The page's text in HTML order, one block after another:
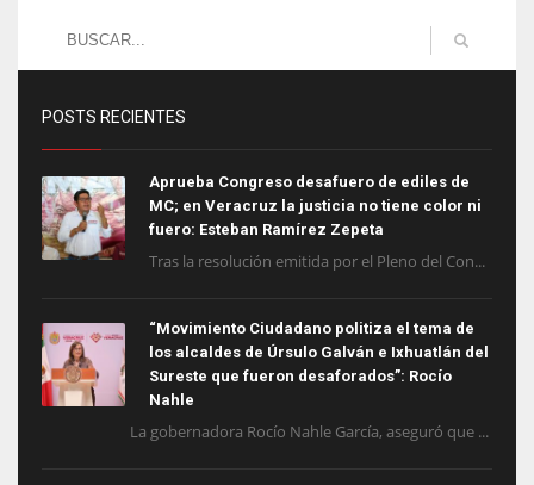
POSTS RECIENTES
Aprueba Congreso desafuero de ediles de
MC; en Veracruz la justicia no tiene color ni
fuero: Esteban Ramírez Zepeta
Tras la resolución emitida por el Pleno del Con...
“Movimiento Ciudadano politiza el tema de
los alcaldes de Úrsulo Galván e Ixhuatlán del
Sureste que fueron desaforados”: Rocío
Nahle
La gobernadora Rocío Nahle García, aseguró que ...